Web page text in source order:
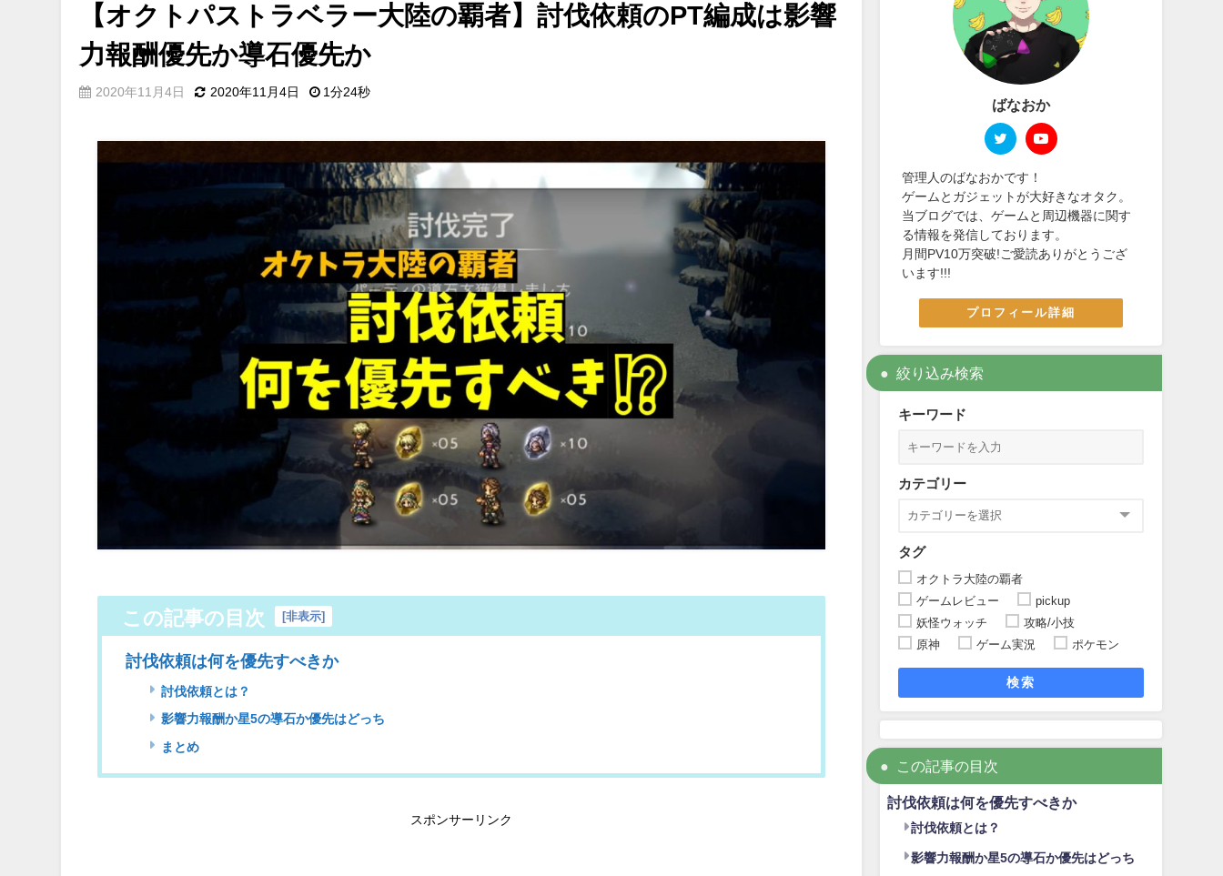
【オクトパストラベラー大陸の覇者】討伐依頼のPT編成は影響
力報酬優先か導石優先か
2020年11月4日 2020年11月4日 1分24秒
この記事の目次 [非表示]
討伐依頼は何を優先すべきか
討伐依頼とは？
影響力報酬か星5の導石か優先はどっち
まとめ
スポンサーリンク
ばなおか
管理人のばなおかです！
ゲームとガジェットが大好きなオタク。
当ブログでは、ゲームと周辺機器に関す
る情報を発信しております。
月間PV10万突破!ご愛読ありがとうござ
います!!!
プロフィール詳細
絞り込み検索
キーワード
カテゴリー
タグ
オクトラ大陸の覇者
ゲームレビュー
pickup
妖怪ウォッチ
攻略/小技
原神
ゲーム実況 ポケモン
検索
この記事の目次
討伐依頼は何を優先すべきか
討伐依頼とは？
影響力報酬か星5の導石か優先はどっち